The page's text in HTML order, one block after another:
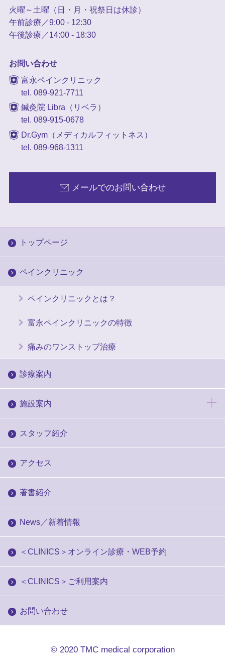
火曜～土曜（日・月・祝祭日は休診）
午前診療／9:00 - 12:30
午後診療／14:00 - 18:30
お問い合わせ
富永ペインクリニック
tel. 089-921-7711
鍼灸院 Libra（リベラ）
tel. 089-915-0678
Dr.Gym（メディカルフィットネス）
tel. 089-968-1311
メールでのお問い合わせ
トップページ
ペインクリニック
ペインクリニックとは？
富永ペインクリニックの特徴
痛みのワンストップ治療
診療案内
施設案内
スタッフ紹介
アクセス
著書紹介
News／新着情報
＜CLINICS＞オンライン診療・WEB予約
＜CLINICS＞ご利用案内
お問い合わせ
© 2020 TMC medical corporation